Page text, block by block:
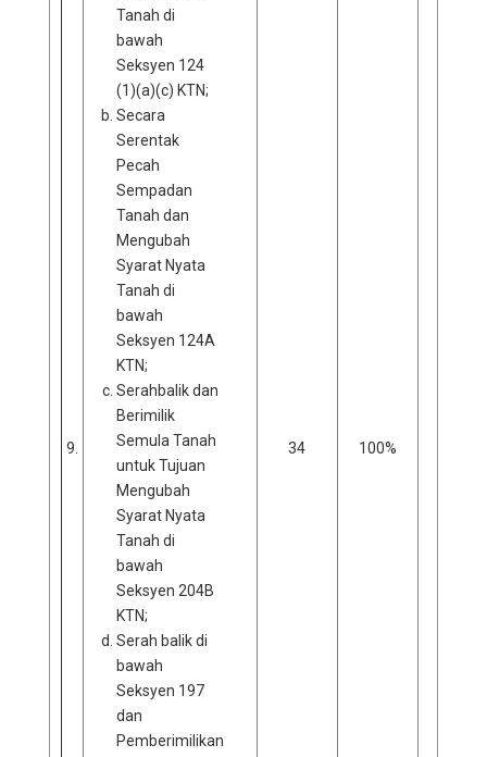
9.
Tanah di
bawah
Seksyen 124
(1)(a)(c) KTN;
Secara
Serentak
Pecah
Sempadan
Tanah dan
Mengubah
Syarat Nyata
Tanah di
bawah
Seksyen 124A
KTN;
Serahbalik dan
Berimilik
Semula Tanah
untuk Tujuan
Mengubah
Syarat Nyata
Tanah di
bawah
Seksyen 204B
KTN;
Serah balik di
bawah
Seksyen 197
dan
Pemberimilikan
34 100%